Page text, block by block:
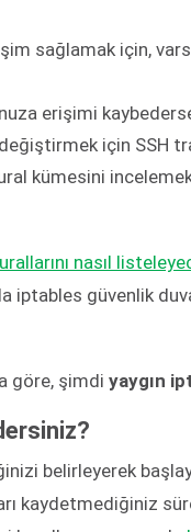
sağlamak için,
erişimi
değiştirmek için SSH
kümesini
nasıl
iptables güvenlik
göre, şimdi yaygın
belirleyerek
kaydetmediğiniz